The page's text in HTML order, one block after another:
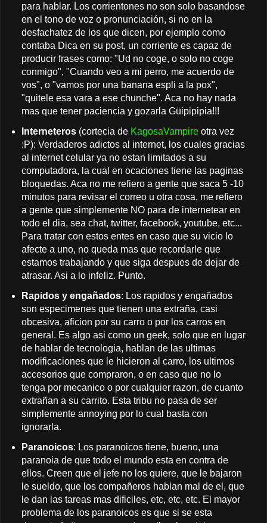
para hablar. Los corrientones no son solo basandose
en el tono de voz o pronunciación, si no en la
desfachatez de los que dicen, por ejemplo como
contaba Dica en su post, un corriente es capaz de
producir frases como: "Ud no coge, o solo no coge
conmigo", "Cuando veo a mi perro, me acuerdo de
vos", o "vamos por una banana espli a la pox",
"quitele esa vara a ese chunche". Aca no hay nada
mas que tener paciencia y gozarla Güipipipia!!!
Interneteros(cortecia de KagosaVampireotra vez
:P): Verdaderos adictos al internet, los cuales gracias
al internet celular ya no estan limitados a su
computadora, la cual en ocaciones tiene las paginas
bloquedas. Aca no me refiero a gente que saca 5 -10
minutos para revisar el correo u otra cosa, me refiero
a gente que simplemente NO para de internetear en
todo el dia, sea chat, twitter, facebook, youtube, etc...
Para tratar con estos entes en caso que su vicio lo
afecte a uno, no queda mas que recordarle que
estamos trabajando y que siga despues de dejar de
atrasar. Asi a lo infeliz. Punto.
Rapidos y engañados: Los rapidos y engañados
son especimenes que tienen una extraña, casi
obcesiva, aficion por su carro o por los carros en
general. Es algo asi como un geek, solo que en lugar
de hablar de tecnologia, hablan de las ultimas
modificaciones que le hicieron al carro, los ultimos
accesorios que compraron, o en caso que no lo
tenga por mecanico o por cualquier razon, de cuanto
extrañan a su carrito. Esta tribu no pasa de ser
simplemente annoying por lo cual basta con
ignorarla.
Paranoicos: Los paranoicos tiene, bueno, una
paranoia de que todo el mundo esta en contra de
ellos. Creen que el jefe no los quiere, que le bajaron
le sueldo, que los compañeros hablan mal de el, que
le dan las tareas mas dificiles, etc, etc, etc. El mayor
problema de los paranoicos es que si se esta